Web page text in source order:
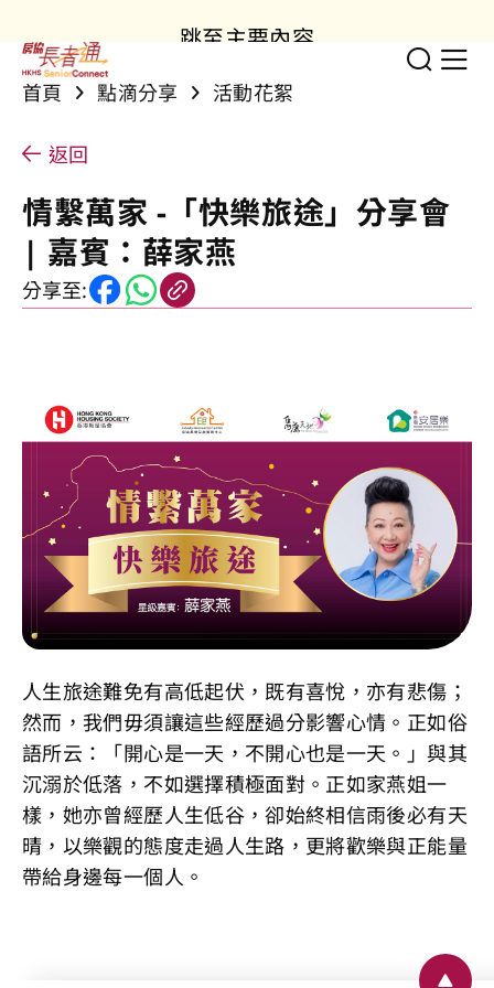
跳至主要內容
切換
顯
首頁 點滴分享 活動花絮
返回
情繫萬家 -「快樂旅途」分享會
| 嘉賓：薛家燕
分享至:
人生旅途難免有高低起伏，既有喜悅，亦有悲傷；
然而，我們毋須讓這些經歷過分影響心情。正如俗
語所云：「開心是一天，不開心也是一天。」與其
沉溺於低落，不如選擇積極面對。正如家燕姐一
樣，她亦曾經歷人生低谷，卻始終相信雨後必有天
晴，以樂觀的態度走過人生路，更將歡樂與正能量
帶給身邊每一個人。